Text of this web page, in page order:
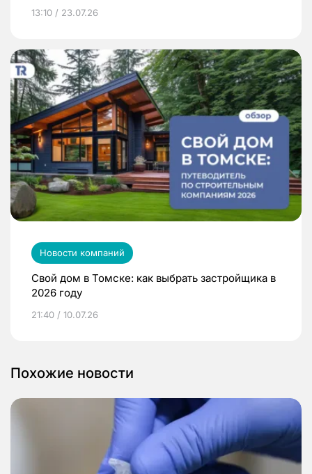
13:10 / 23.07.26
Новости компаний
Свой дом в Томске: как выбрать застройщика в
2026 году
21:40 / 10.07.26
Похожие новости